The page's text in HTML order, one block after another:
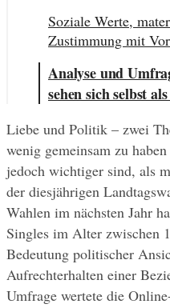
Soziale Werte,
Zustimmung mit
Analyse und
sehen sich selbst
Liebe und Politik – zwei
wenig gemeinsam zu
jedoch wichtiger sind, als
der diesjährigen
Wahlen im nächsten Jahr
Singles im Alter zwischen
Bedeutung politischer
Aufrechterhalten einer
Umfrage wertete die